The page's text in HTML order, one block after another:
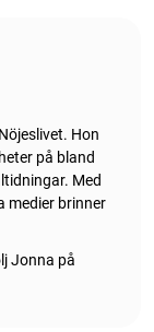
Hon
på bland
Med
medier brinner
Jonna på